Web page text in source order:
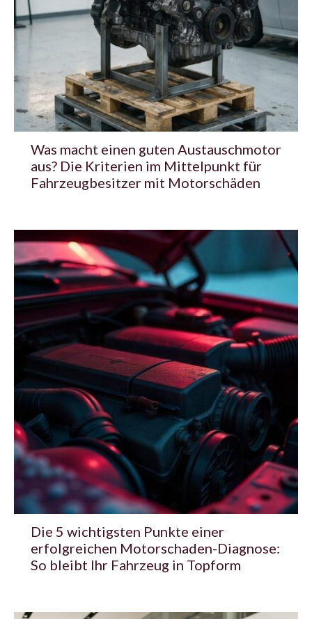
Was macht einen guten Austauschmotor
aus? Die Kriterien im Mittelpunkt für
Fahrzeugbesitzer mit Motorschäden
Die 5 wichtigsten Punkte einer
erfolgreichen Motorschaden-Diagnose:
So bleibt Ihr Fahrzeug in Topform